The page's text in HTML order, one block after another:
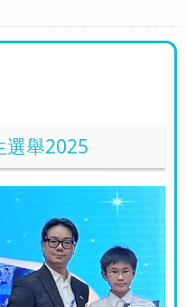
選舉2025